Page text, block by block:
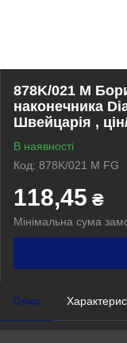
878K/021 M
наконечника
Швейцарія ,
В наявності
Код: 878K/021 M FG
118,45 ₴
Мінімальна сума
Опис